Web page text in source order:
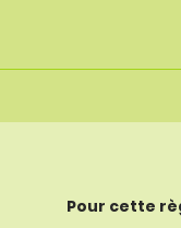
Pour cette